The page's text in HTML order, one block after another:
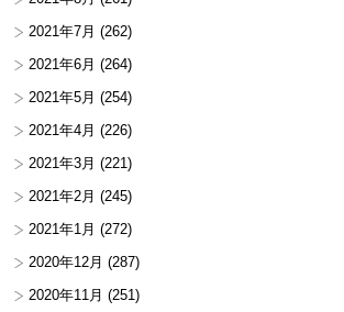
2021年7月 (262)
2021年6月 (264)
2021年5月 (254)
2021年4月 (226)
2021年3月 (221)
2021年2月 (245)
2021年1月 (272)
2020年12月 (287)
2020年11月 (251)